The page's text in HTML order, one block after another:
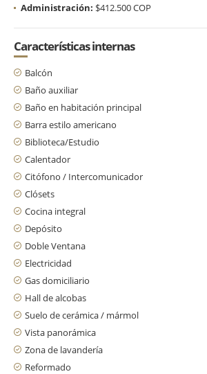
Administración: $412.500 COP
Características internas
Balcón
Baño auxiliar
Baño en habitación principal
Barra estilo americano
Biblioteca/Estudio
Calentador
Citófono / Intercomunicador
Clósets
Cocina integral
Depósito
Doble Ventana
Electricidad
Gas domiciliario
Hall de alcobas
Suelo de cerámica / mármol
Vista panorámica
Zona de lavandería
Reformado